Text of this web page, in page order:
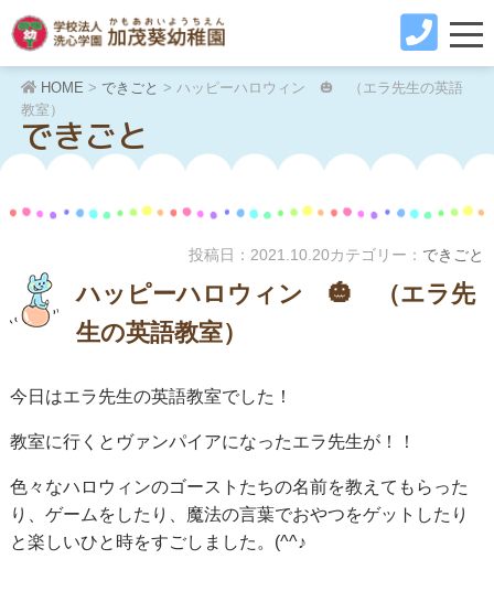
できごと
HOME > できごと > ハッピーハロウィン 🎃 （エラ先生の英語
教室）
投稿日： 2021.10.20カテゴリー： できごと
ハッピーハロウィン 🎃 （エラ先
生の英語教室）
今日はエラ先生の英語教室でした！
教室に行くとヴァンパイアになったエラ先生が！！
色々なハロウィンのゴーストたちの名前を教えてもらった
り、ゲームをしたり、魔法の言葉でおやつをゲットしたり
と楽しいひと時をすごしました。(^^♪